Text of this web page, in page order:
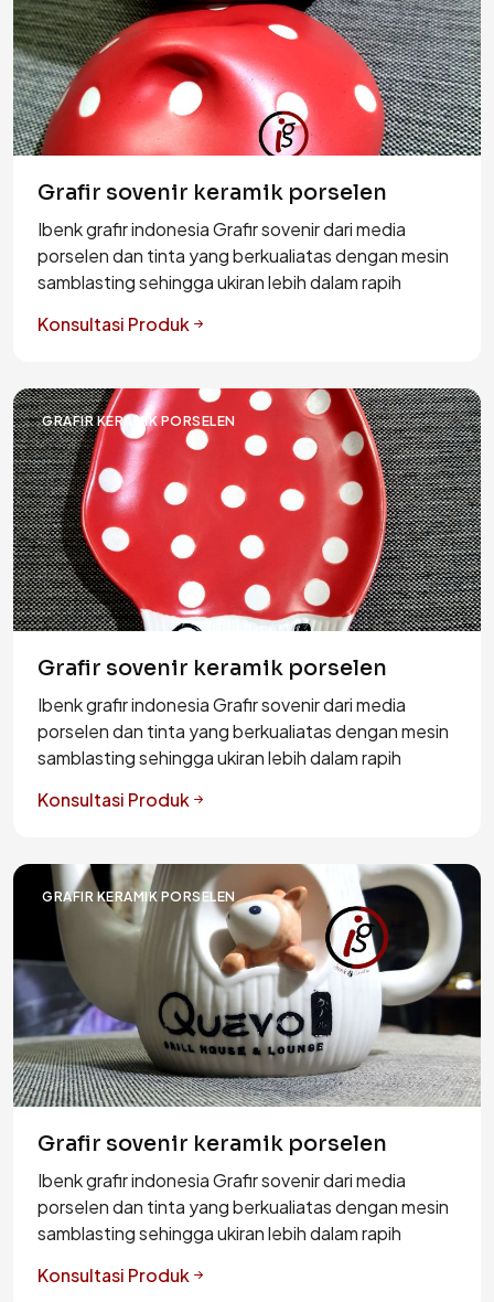
Grafir sovenir keramik porselen
Ibenk grafir indonesia Grafir sovenir dari media
porselen dan tinta yang berkualiatas dengan mesin
samblasting sehingga ukiran lebih dalam rapih
Konsultasi Produk
GRAFIR KERAMIK PORSELEN
Grafir sovenir keramik porselen
Ibenk grafir indonesia Grafir sovenir dari media
porselen dan tinta yang berkualiatas dengan mesin
samblasting sehingga ukiran lebih dalam rapih
Konsultasi Produk
GRAFIR KERAMIK PORSELEN
Grafir sovenir keramik porselen
Ibenk grafir indonesia Grafir sovenir dari media
porselen dan tinta yang berkualiatas dengan mesin
samblasting sehingga ukiran lebih dalam rapih
Konsultasi Produk